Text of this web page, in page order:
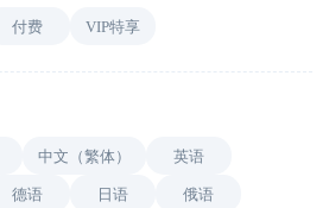
付费 VIP特享
中文（繁体） 英语
德语 日语 俄语